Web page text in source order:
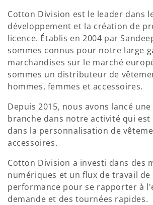
o
l
l
e
c
t
i
o
n
:
Cotton Division est le leader dans
développement et la création de
licence. Établis en 2004 par
sommes connus pour notre large
marchandises sur le marché
sommes un distributeur de
hommes, femmes et accessoires.
Depuis 2015, nous avons lancé
branche dans notre activité qui est
dans la personnalisation de
accessoires.
Cotton Division a investi dans des
numériques et un flux de travail de
performance pour se rapporter à
demande et des tournées rapides.